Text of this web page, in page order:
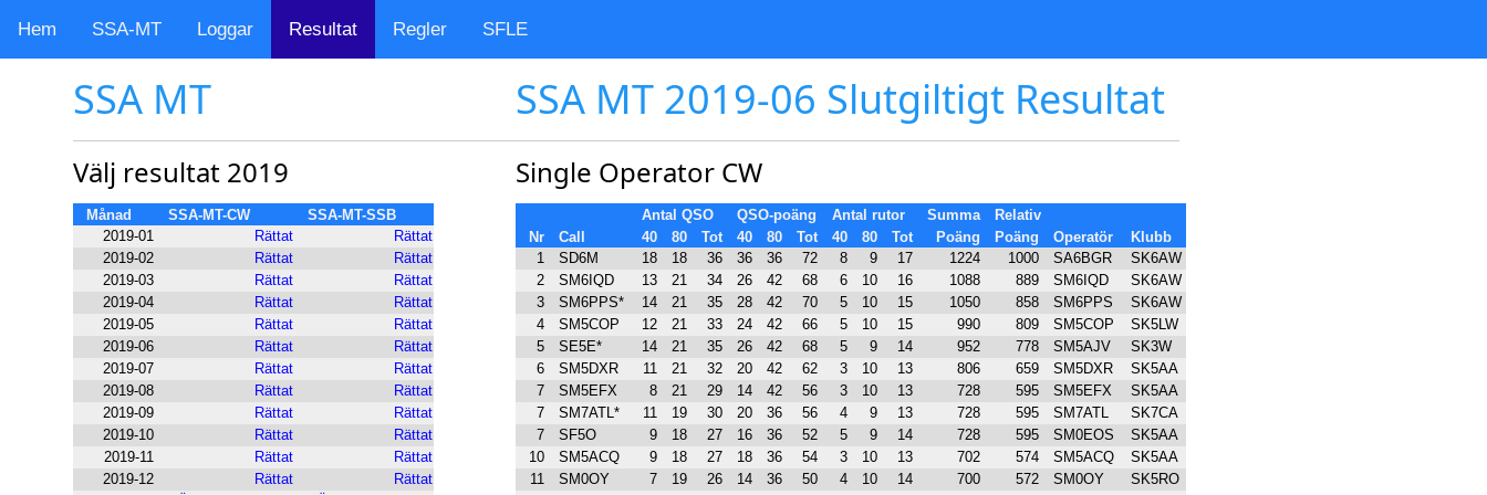
Hem SSA-MT Loggar Resultat Regler SFLE
SSA MT
Välj resultat 2019
Månad SSA-MT-CW
SSA-MT-SSB
2019-01
Rättat
Rättat
2019-02
Rättat
Rättat
2019-03
Rättat
Rättat
2019-04
Rättat
Rättat
2019-05
Rättat
Rättat
2019-06
Rättat
Rättat
2019-07
Rättat
Rättat
2019-08
Rättat
Rättat
2019-09
Rättat
Rättat
2019-10
Rättat
Rättat
2019-11
Rättat
Rättat
2019-12
Rättat
Rättat
SSA MT 2019-06 Slutgiltigt Resultat
Single Operator CW
Antal QSO QSO-poäng Antal rutor Summa
Relativ
Nr
Call 40 80 Tot 40 80 Tot 40 80 Tot Poäng Poäng Operatör
Klubb
1
SD6M 18 18 36 36 36 72 8 9 17 1224 1000 SA6BGR
SK6AW
2
SM6IQD 13 21 34 26 42 68 6 10 16 1088 889 SM6IQD
SK6AW
3
SM6PPS* 14 21 35 28 42 70 5 10 15 1050 858 SM6PPS
SK6AW
4
SM5COP 12 21 33 24 42 66 5 10 15 990 809 SM5COP
SK5LW
5
SE5E* 14 21 35 26 42 68 5 9 14 952 778 SM5AJV
SK3W
6
SM5DXR 11 21 32 20 42 62 3 10 13 806 659 SM5DXR
SK5AA
7
SM5EFX 8 21 29 14 42 56 3 10 13 728 595 SM5EFX
SK5AA
7
SM7ATL* 11 19 30 20 36 56 4 9 13 728 595 SM7ATL
SK7CA
7
SF5O 9 18 27 16 36 52 5 9 14 728 595 SM0EOS
SK5AA
10
SM5ACQ 9 18 27 18 36 54 3 10 13 702 574 SM5ACQ
SK5AA
11
SM0OY 7 19 26 14 36 50 4 10 14 700 572 SM0OY
SK5RO